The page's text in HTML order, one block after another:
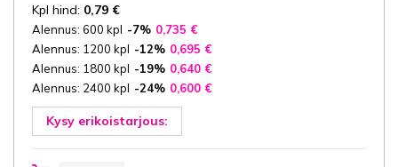
Kpl hind: 0,79 €
Alennus: 600 kpl -7% 0,735 €
Alennus: 1200 kpl -12% 0,695 €
Alennus: 1800 kpl -19% 0,640 €
Alennus: 2400 kpl -24% 0,600 €
Kysy erikoistarjous: